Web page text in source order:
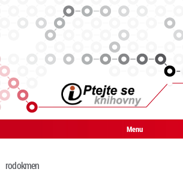
Menu
rodokmen